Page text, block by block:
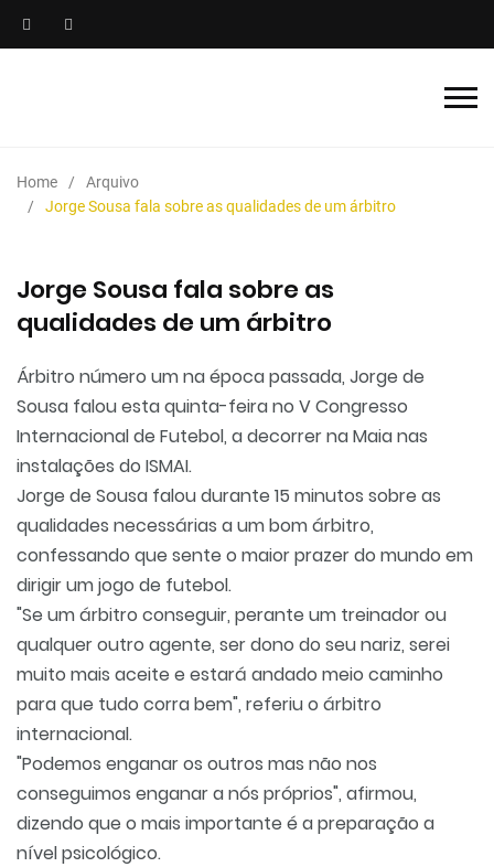
Home
Arquivo
Jorge Sousa fala sobre as qualidades de um árbitro
Jorge Sousa fala sobre as
qualidades de um árbitro
Árbitro número um na época passada, Jorge de
Sousa falou esta quinta-feira no V Congresso
Internacional de Futebol, a decorrer na Maia nas
instalações do ISMAI.
Jorge de Sousa falou durante 15 minutos sobre as
qualidades necessárias a um bom árbitro,
confessando que sente o maior prazer do mundo em
dirigir um jogo de futebol.
"Se um árbitro conseguir, perante um treinador ou
qualquer outro agente, ser dono do seu nariz, serei
muito mais aceite e estará andado meio caminho
para que tudo corra bem", referiu o árbitro
internacional.
"Podemos enganar os outros mas não nos
conseguimos enganar a nós próprios", afirmou,
dizendo que o mais importante é a preparação a
nível psicológico.